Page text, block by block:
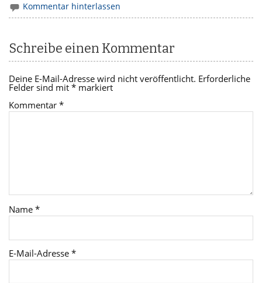
Kommentar hinterlassen
Schreibe einen Kommentar
Deine E-Mail-Adresse wird nicht veröffentlicht. Erforderliche
Felder sind mit* markiert
Kommentar*
Name*
E-Mail-Adresse*